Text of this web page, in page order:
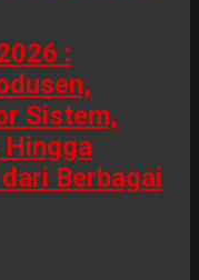
:
Sistem,
Berbagai